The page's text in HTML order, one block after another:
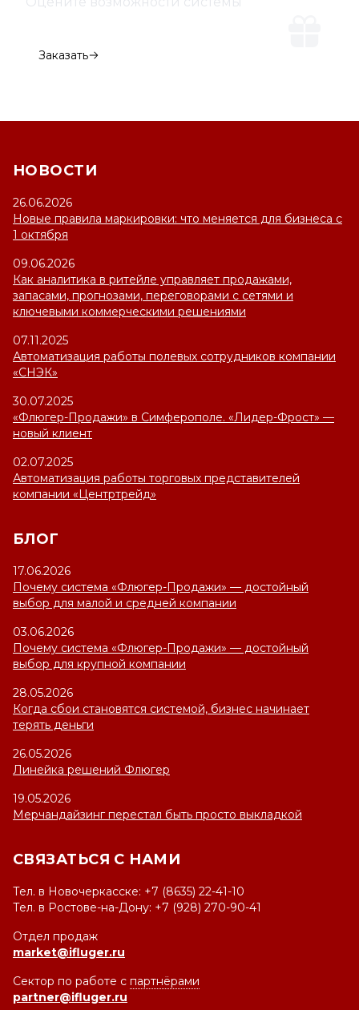
Заказать
НОВОСТИ
26.06.2026
Новые правила маркировки: что меняется для бизнеса с
1 октября
09.06.2026
Как аналитика в ритейле управляет продажами,
запасами, прогнозами, переговорами с сетями и
ключевыми коммерческими решениями
07.11.2025
Автоматизация работы полевых сотрудников компании
«СНЭК»
30.07.2025
«Флюгер-Продажи» в Симферополе. «Лидер-Фрост» —
новый клиент
02.07.2025
Автоматизация работы торговых представителей
компании «Центртрейд»
БЛОГ
17.06.2026
Почему система «Флюгер-Продажи» — достойный
выбор для малой и средней компании
03.06.2026
Почему система «Флюгер-Продажи» — достойный
выбор для крупной компании
28.05.2026
Когда сбои становятся системой, бизнес начинает
терять деньги
26.05.2026
Линейка решений Флюгер
19.05.2026
Мерчандайзинг перестал быть просто выкладкой
СВЯЗАТЬСЯ С НАМИ
Тел. в Новочеркасске: +7 (8635) 22-41-10
Тел. в Ростове-на-Дону: +7 (928) 270-90-41
Отдел продаж
market@ifluger.ru
Сектор по работе с партнёрами
partner@ifluger.ru